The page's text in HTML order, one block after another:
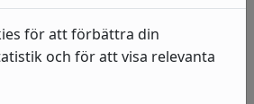
Röd, Sten, betong & trä;Barn
för att förbättra din
och för att visa relevanta